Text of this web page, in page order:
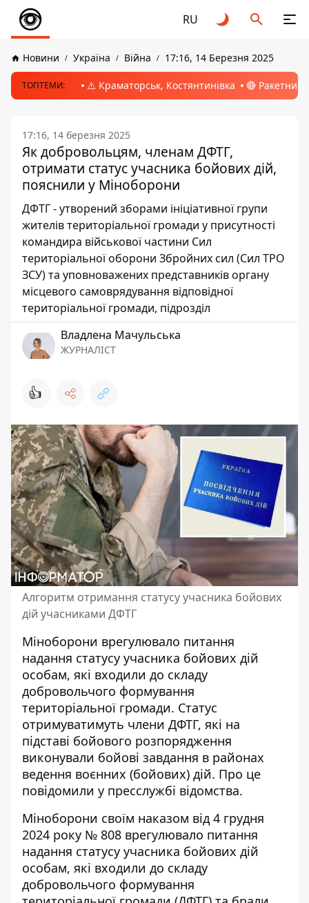
RU
Новини Україна Війна 17:16, 14 Березня 2025
ТОПТЕМИ: ⚠️ Краматорськ, Костянтинівка 🔴 Ракетний
17:16, 14 березня 2025
Як добровольцям, членам ДФТГ,
отримати статус учасника бойових дій,
пояснили у Міноборони
ДФТГ - утворений зборами ініціативної групи
жителів територіальної громади у присутності
командира військової частини Сил
територіальної оборони Збройних сил (Сил ТРО
ЗСУ) та уповноважених представників органу
місцевого самоврядування відповідної
територіальної громади, підрозділ
Владлена Мачульська
ЖУРНАЛІСТ
👍
Алгоритм отримання статусу учасника бойових
дій учасниками ДФТГ
Міноборони врегулювало питання
надання статусу учасника бойових дій
особам, які входили до складу
добровольчого формування
територіальної громади. Статус
отримуватимуть члени ДФТГ, які на
підставі бойового розпорядження
виконували бойові завдання в районах
ведення воєнних (бойових) дій. Про це
повідомили у пресслужбі відомства.
Міноборони своїм наказом від 4 грудня
2024 року № 808 врегулювало питання
надання статусу учасника бойових дій
особам, які входили до складу
добровольчого формування